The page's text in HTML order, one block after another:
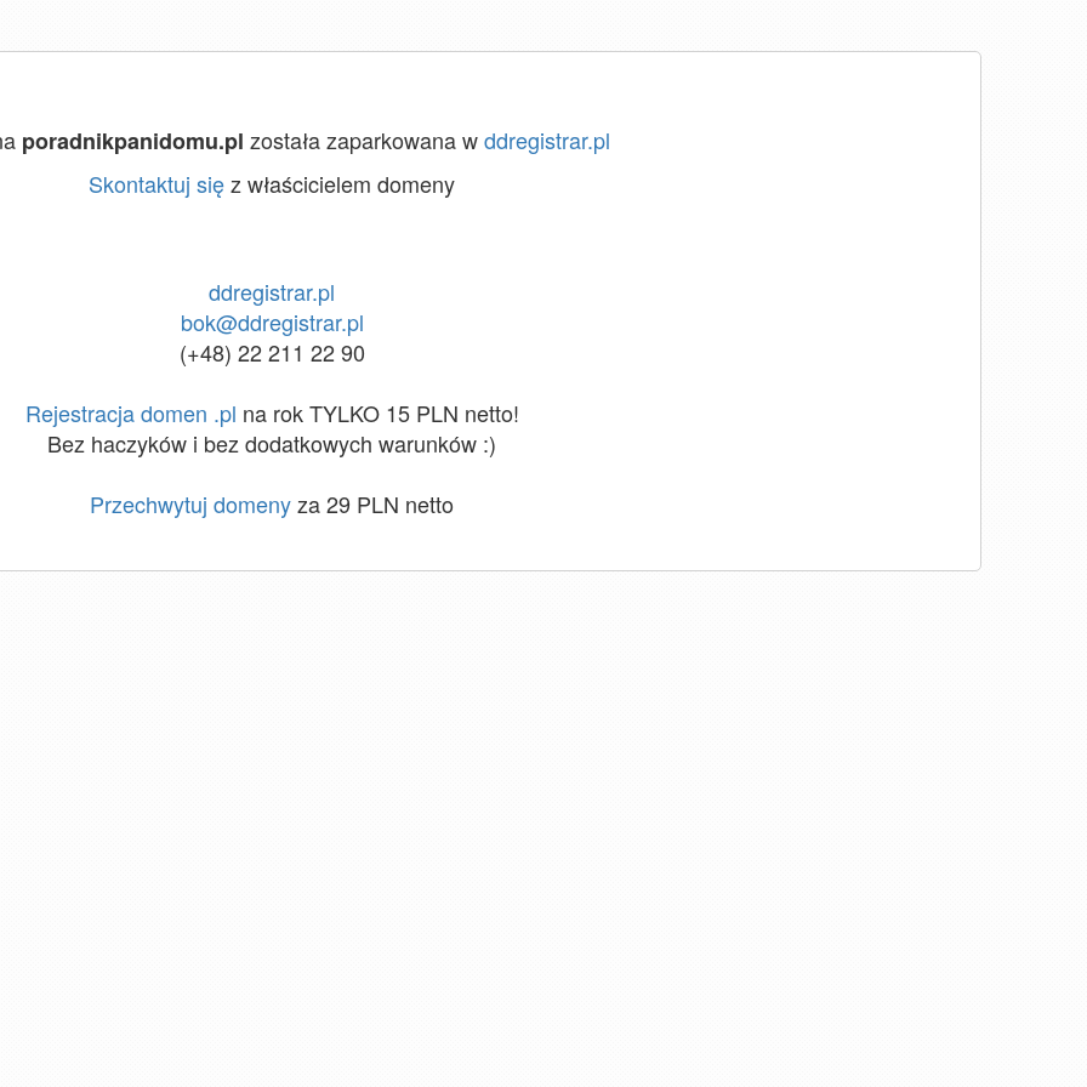
poradnikpanidomu.pl została zaparkowana wddregistrar.pl
Skontaktuj sięz właścicielem domeny
ddregistrar.pl
bok@ddregistrar.pl
(+48) 22 211 22 90
Rejestracja domen .pl na rok TYLKO 15 PLN netto!
Bez haczyków i bez dodatkowych warunków :)
Przechwytuj domenyza 29 PLN netto